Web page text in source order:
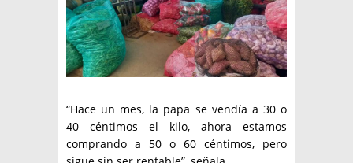
RESOLUCIONES Y NORMATIVAS
ENLACES
PUBLICIDAD
QUIENES SOMOS
CONTACTO
BUSCAR NOTICIAS
BUSCAR
“Hace un mes, la papa se vendía a 30 o
40 céntimos el kilo, ahora estamos
comprando a 50 o 60 céntimos, pero